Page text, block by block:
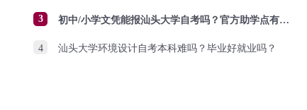
3 初中/小学文凭能报汕头大学自考吗？官方助学点有哪些？怎么报名？
4 汕头大学环境设计自考本科难吗？毕业好就业吗？